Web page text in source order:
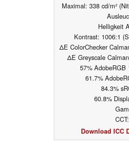
Maximal: 338 cd/m²
Helligkeit
Kontrast: 1006:1
ΔE ColorChecker
ΔE Greyscale
57% AdobeRGB
61.7%
84.3%
60.8%
Download ICC